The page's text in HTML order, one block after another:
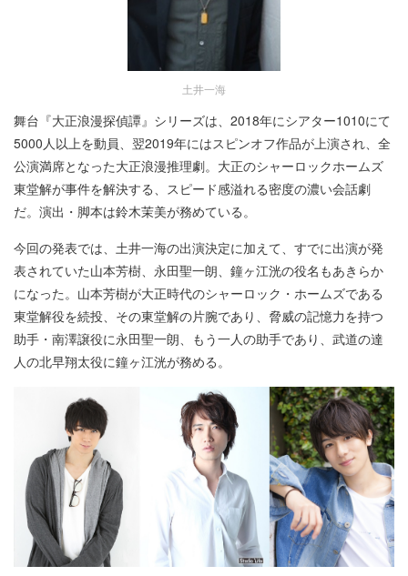
土井一海
舞台『大正浪漫探偵譚』シリーズは、2018年にシアター1010にて
5000人以上を動員、翌2019年にはスピンオフ作品が上演され、全
公演満席となった大正浪漫推理劇。大正のシャーロックホームズ
東堂解が事件を解決する、スピード感溢れる密度の濃い会話劇
だ。演出・脚本は鈴木茉美が務めている。
今回の発表では、土井一海の出演決定に加えて、すでに出演が発
表されていた山本芳樹、永田聖一朗、鐘ヶ江洸の役名もあきらか
になった。山本芳樹が大正時代のシャーロック・ホームズである
東堂解役を続投、その東堂解の片腕であり、脅威の記憶力を持つ
助手・南澤譲役に永田聖一朗、もう一人の助手であり、武道の達
人の北早翔太役に鐘ヶ江洸が務める。